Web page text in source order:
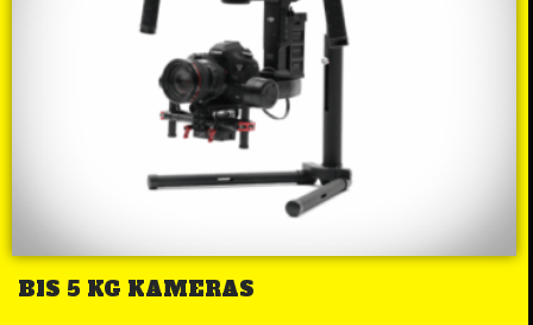
BIS 5 KG KAMERAS